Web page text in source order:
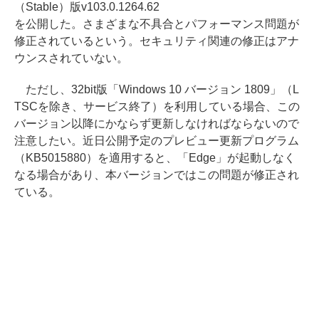
（Stable）版v103.0.1264.62
を公開した。さまざまな不具合とパフォーマンス問題が
修正されているという。セキュリティ関連の修正はアナ
ウンスされていない。
ただし、32bit版「Windows 10 バージョン 1809」（L
TSCを除き、サービス終了）を利用している場合、この
バージョン以降にかならず更新しなければならないので
注意したい。近日公開予定のプレビュー更新プログラム
（KB5015880）を適用すると、「Edge」が起動しなく
なる場合があり、本バージョンではこの問題が修正され
ている。